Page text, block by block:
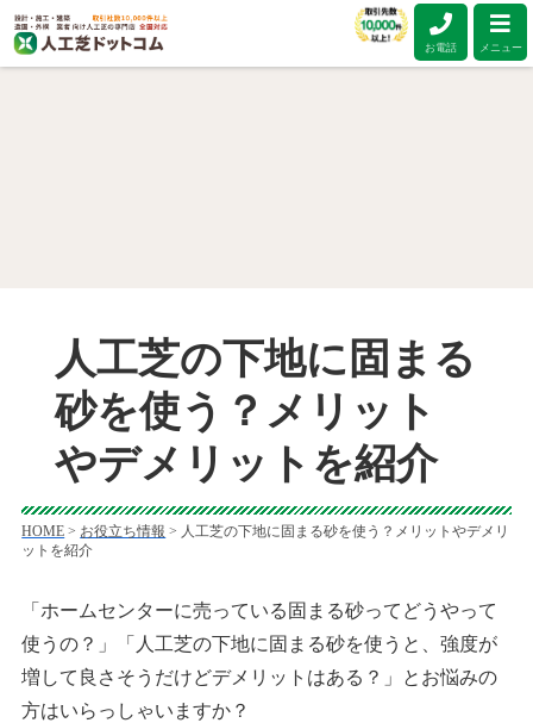
人工芝の下地に固まる
砂を使う？メリット
やデメリットを紹介
HOME > お役立ち情報 > 人工芝の下地に固まる砂を使う？メリットやデメリ
ットを紹介
「ホームセンターに売っている固まる砂ってどうやって
使うの？」「人工芝の下地に固まる砂を使うと、強度が
増して良さそうだけどデメリットはある？」とお悩みの
方はいらっしゃいますか？
お電話 メニュー